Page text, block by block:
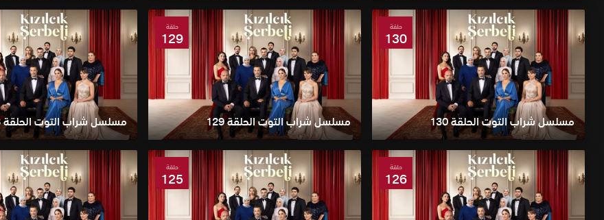
حلقة
130
مسلسل شراب التوت الحلقة 130
حلقة
129
مسلسل شراب التوت الحلقة 129 مسلسل شراب التوت الحلقة 128
حلقة
126
حلقة
125